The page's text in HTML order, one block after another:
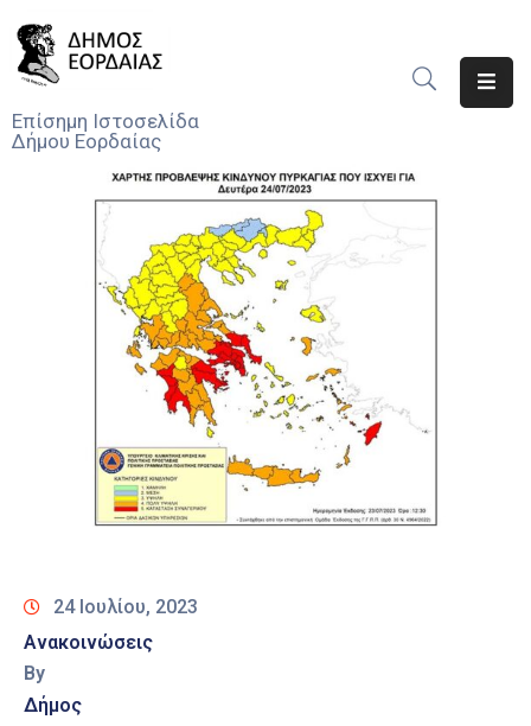
Επίσημη Ιστοσελίδα
Δήμου Εορδαίας
Υπηρεσίες
Αποφάσεις
24 Ιουλίου, 2023
Ανακοινώσεις
By
Δήμος